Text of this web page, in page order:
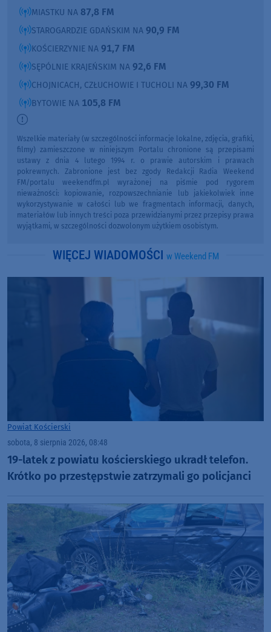
MIASTKU NA 87,8 FM
STAROGARDZIE GDAŃSKIM NA 90,9 FM
KOŚCIERZYNIE NA 91,7 FM
SĘPÓLNIE KRAJEŃSKIM NA 92,6 FM
CHOJNICACH, CZŁUCHOWIE I TUCHOLI NA 99,30 FM
BYTOWIE NA 105,8 FM
Wszelkie materiały (w szczególności informacje lokalne, zdjęcia, grafiki,
filmy) zamieszczone w niniejszym Portalu chronione są przepisami
ustawy z dnia 4 lutego 1994 r. o prawie autorskim i prawach
pokrewnych. Zabronione jest bez zgody Redakcji Radia Weekend
FM/portalu weekendfm.pl wyrażonej na piśmie pod rygorem
nieważności: kopiowanie, rozpowszechnianie lub jakiekolwiek inne
wykorzystywanie w całości lub we fragmentach informacji, danych,
materiałów lub innych treści poza przewidzianymi przez przepisy prawa
wyjątkami, w szczególności dozwolonym użytkiem osobistym.
WIĘCEJ WIADOMOŚCI w Weekend FM
Powiat Kościerski
sobota, 8 sierpnia 2026, 08:48
19-latek z powiatu kościerskiego ukradł telefon.
Krótko po przestępstwie zatrzymali go policjanci